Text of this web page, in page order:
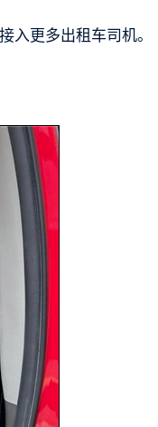
入更多出租车司机。